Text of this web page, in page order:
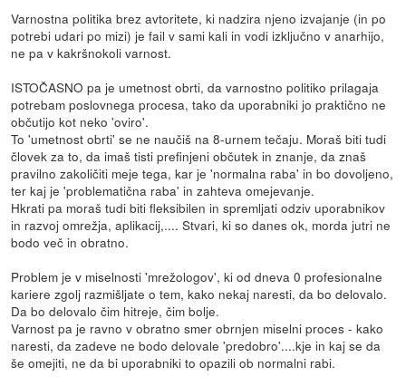
Varnostna politika brez avtoritete, ki nadzira njeno izvajanje (in po
potrebi udari po mizi) je fail v sami kali in vodi izključno v anarhijo,
ne pa v kakršnokoli varnost.
ISTOČASNO pa je umetnost obrti, da varnostno politiko prilagaja
potrebam poslovnega procesa, tako da uporabniki jo praktično ne
občutijo kot neko 'oviro'.
To 'umetnost obrti' se ne naučiš na 8-urnem tečaju. Moraš biti tudi
človek za to, da imaš tisti prefinjeni občutek in znanje, da znaš
pravilno zakoličiti meje tega, kar je 'normalna raba' in bo dovoljeno,
ter kaj je 'problematična raba' in zahteva omejevanje.
Hkrati pa moraš tudi biti fleksibilen in spremljati odziv uporabnikov
in razvoj omrežja, aplikacij,.... Stvari, ki so danes ok, morda jutri ne
bodo več in obratno.
Problem je v miselnosti 'mrežologov', ki od dneva 0 profesionalne
kariere zgolj razmišljate o tem, kako nekaj naresti, da bo delovalo.
Da bo delovalo čim hitreje, čim bolje.
Varnost pa je ravno v obratno smer obrnjen miselni proces - kako
naresti, da zadeve ne bodo delovale 'predobro'....kje in kaj se da
še omejiti, ne da bi uporabniki to opazili ob normalni rabi.